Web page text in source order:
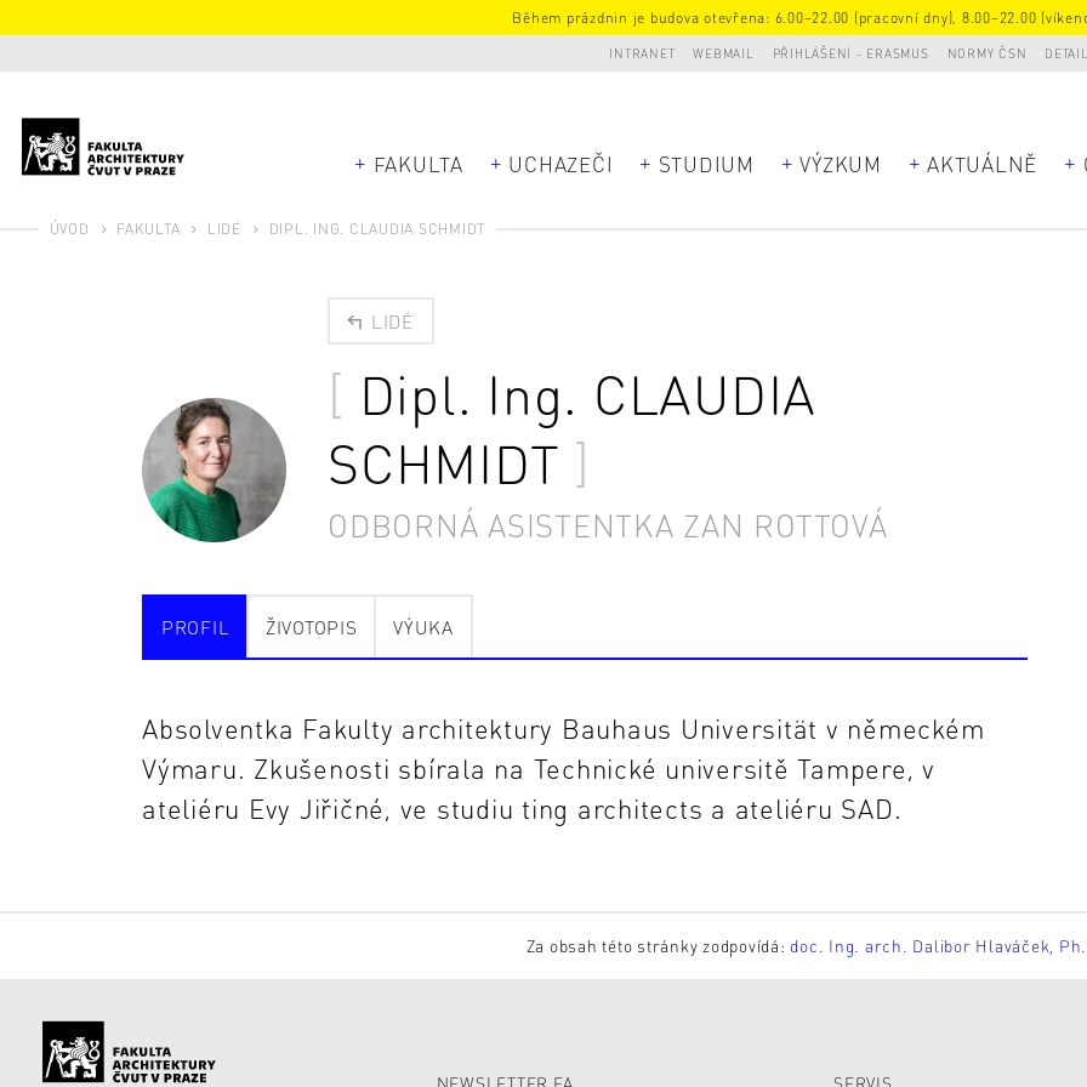
Během prázdnin je budova otevřena: 6.00–22.00 (pracovní dny), 8.00–22.00
INTRANET WEBMAIL PŘIHLÁŠENÍ - ERASMUS NORMY ČSN
FAKULTA UCHAZEČI STUDIUM VÝZKUM AKTUÁLNĚ
ÚVOD FAKULTA LIDÉ DIPL. ING. CLAUDIA SCHMIDT
LIDÉ
Dipl. Ing. CLAUDIA
SCHMIDT
ODBORNÁ ASISTENTKA ZAN ROTTOVÁ
PROFIL ŽIVOTOPIS VÝUKA
Absolventka Fakulty architektury Bauhaus Universität v německém
Výmaru. Zkušenosti sbírala na Technické universitě Tampere, v
ateliéru Evy Jiřičné, ve studiu ting architects a ateliéru SAD.
Za obsah této stránky zodpovídá: doc. Ing. arch. Dalibor Hlaváček,
NEWSLETTER FA SERVIS